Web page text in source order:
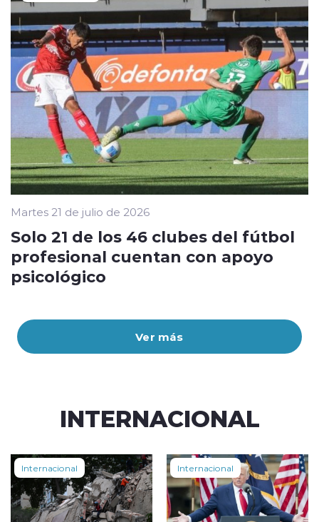
Ver más
Martes 21 de julio de 2026
Solo 21 de los 46 clubes del fútbol
profesional cuentan con apoyo
psicológico
INTERNACIONAL
Internacional Internacional